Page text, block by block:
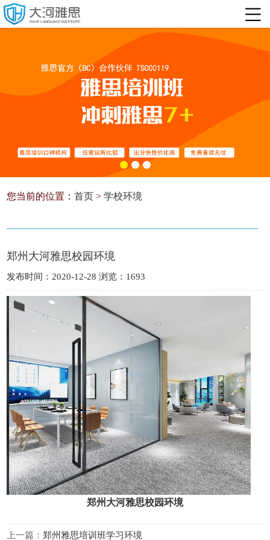
您当前的位置：首页 >学校环境
郑州大河雅思校园环境
发布时间：2020-12-28 浏览：1693
郑州大河雅思校园环境
上一篇：郑州雅思培训班学习环境